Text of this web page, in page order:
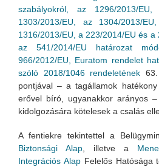
szabályokról, az 1296/2013/
1303/2013/EU, az 1304/2013/
1316/2013/EU, a 223/2014/EU és
az 541/2014/EU határozat
966/2012/EU, Euratom rendelet
szóló 2018/1046 rendeletének
pontjával – a tagállamok
erővel bíró, ugyanakkor arányos
kidolgozására kötelesek a csalás
A fentiekre tekintettel a
Biztonsági Alap , illetve a
Integrációs AlapFelelős Hatósága